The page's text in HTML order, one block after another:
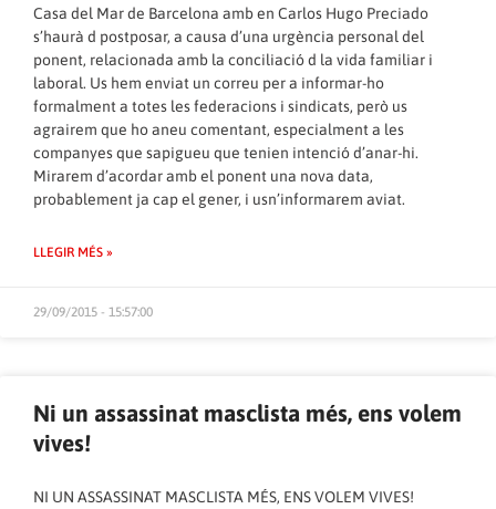
Casa del Mar de Barcelona amb en Carlos Hugo Preciado
s’haurà d postposar, a causa d’una urgència personal del
ponent, relacionada amb la conciliació d la vida familiar i
laboral. Us hem enviat un correu per a informar-ho
formalment a totes les federacions i sindicats, però us
agrairem que ho aneu comentant, especialment a les
companyes que sapigueu que tenien intenció d’anar-hi.
Mirarem d’acordar amb el ponent una nova data,
probablement ja cap el gener, i usn’informarem aviat.
LLEGIR MÉS »
29/09/2015 - 15:57:00
Ni un assassinat masclista més, ens volem
vives!
NI UN ASSASSINAT MASCLISTA MÉS, ENS VOLEM VIVES!